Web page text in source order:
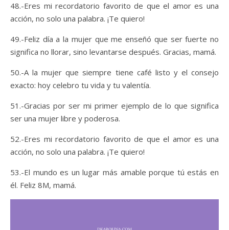
48.-Eres mi recordatorio favorito de que el amor es una
acción, no solo una palabra. ¡Te quiero!
49.-Feliz día a la mujer que me enseñó que ser fuerte no
significa no llorar, sino levantarse después. Gracias, mamá.
50.-A la mujer que siempre tiene café listo y el consejo
exacto: hoy celebro tu vida y tu valentía.
51.-Gracias por ser mi primer ejemplo de lo que significa
ser una mujer libre y poderosa.
52.-Eres mi recordatorio favorito de que el amor es una
acción, no solo una palabra. ¡Te quiero!
53.-El mundo es un lugar más amable porque tú estás en
él. Feliz 8M, mamá.